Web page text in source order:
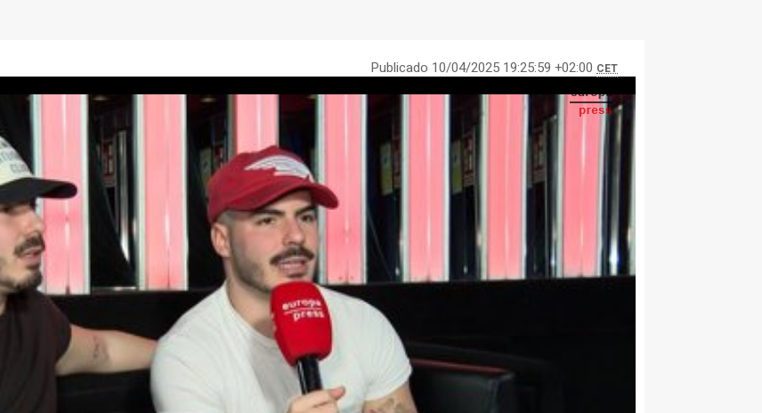
Publicado 10/04/2025 19:25:59 +02:00 CET